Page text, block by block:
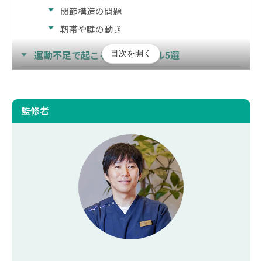
関節構造の問題
靭帯や腱の動き
運動不足で起こる膝のトラブル5選
関節の可動域制限
膝への衝撃吸収力の低下
変形性膝関節症のリスク増加
膝がポキポキ鳴るときの治療方法
保存療法
目次を開く
監修者